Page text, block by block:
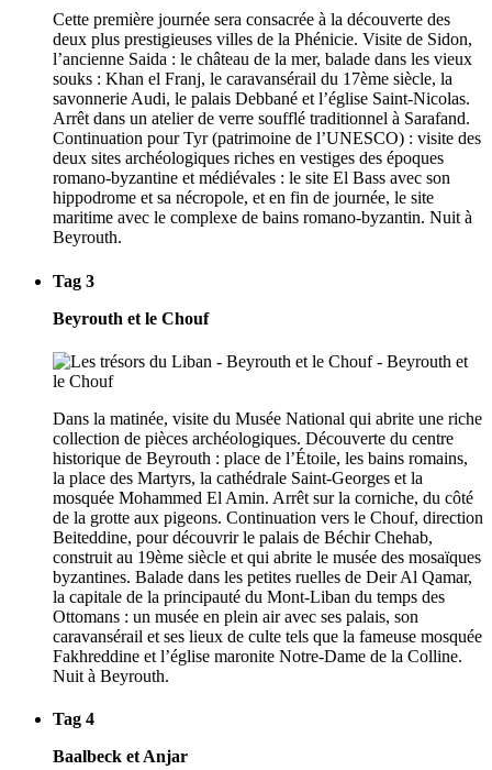
Cette première journée sera consacrée à la découverte des
deux plus prestigieuses villes de la Phénicie. Visite de Sidon,
l’ancienne Saida : le château de la mer, balade dans les vieux
souks : Khan el Franj, le caravansérail du 17ème siècle, la
savonnerie Audi, le palais Debbané et l’église Saint-Nicolas.
Arrêt dans un atelier de verre soufflé traditionnel à Sarafand.
Continuation pour Tyr (patrimoine de l’UNESCO) : visite des
deux sites archéologiques riches en vestiges des époques
romano-byzantine et médiévales : le site El Bass avec son
hippodrome et sa nécropole, et en fin de journée, le site
maritime avec le complexe de bains romano-byzantin. Nuit à
Beyrouth.
Tag 3
Beyrouth et le Chouf
Dans la matinée, visite du Musée National qui abrite une riche
collection de pièces archéologiques. Découverte du centre
historique de Beyrouth : place de l’Étoile, les bains romains,
la place des Martyrs, la cathédrale Saint-Georges et la
mosquée Mohammed El Amin. Arrêt sur la corniche, du côté
de la grotte aux pigeons. Continuation vers le Chouf, direction
Beiteddine, pour découvrir le palais de Béchir Chehab,
construit au 19ème siècle et qui abrite le musée des mosaïques
byzantines. Balade dans les petites ruelles de Deir Al Qamar,
la capitale de la principauté du Mont-Liban du temps des
Ottomans : un musée en plein air avec ses palais, son
caravansérail et ses lieux de culte tels que la fameuse mosquée
Fakhreddine et l’église maronite Notre-Dame de la Colline.
Nuit à Beyrouth.
Tag 4
Baalbeck et Anjar